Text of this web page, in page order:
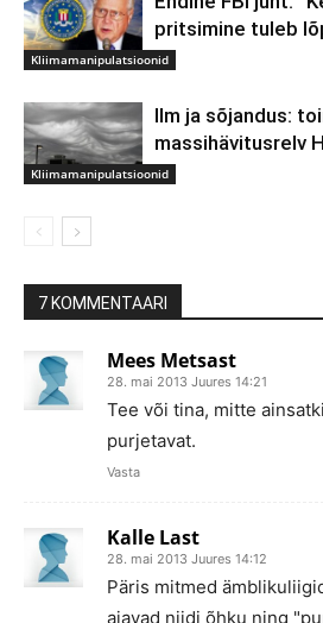
Kliimamanipulatsioonid
pritsimine tuleb
Kliimamanipulatsioonid
Ilm ja sõjandus:
massihävitusrelv
7 KOMMENTAARI
Mees Metsast
28. mai 2013 Juures 14:21
Tee või tina, mitte
purjetavat.
Vasta
Kalle Last
28. mai 2013 Juures 14:12
Päris mitmed
ajavad niidi õhku ning